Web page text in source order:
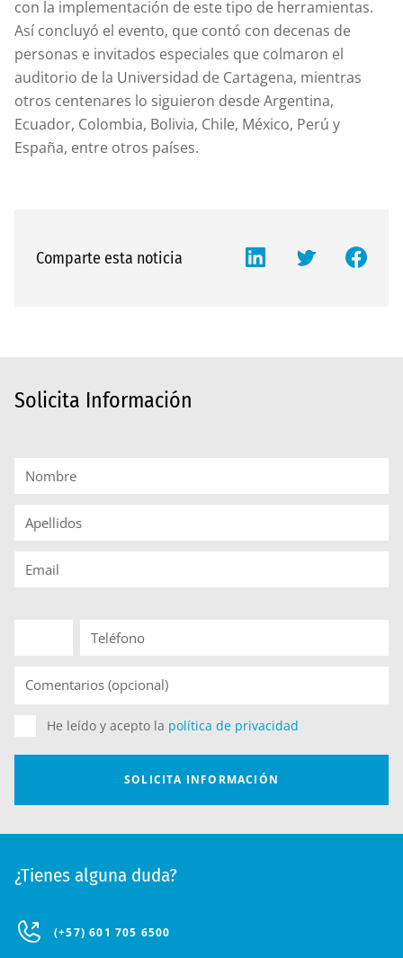
con la implementación de este tipo de herramientas.
Así concluyó el evento, que contó con decenas de
personas e invitados especiales que colmaron el
auditorio de la Universidad de Cartagena, mientras
otros centenares lo siguieron desde Argentina,
Ecuador, Colombia, Bolivia, Chile, México, Perú y
España, entre otros países.
Comparte esta noticia
Solicita Información
¿Tienes alguna duda?
(+57) 601 705 6500